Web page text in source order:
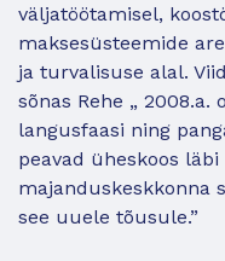
väljatöötamisel,
maksesüsteemide
ja turvalisuse alal.
sõnas Rehe „
langusfaasi ning
peavad üheskoos
majanduskeskkonna
see uuele tõusule.”